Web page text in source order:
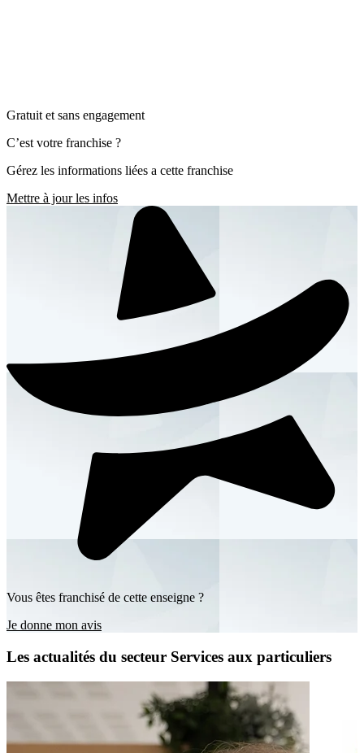
Gratuit et sans engagement
C’est votre franchise ?
Gérez les informations liées a cette franchise
Mettre à jour les infos
Vous êtes franchisé de cette enseigne ?
Je donne mon avis
Les actualités du secteur Services aux particuliers